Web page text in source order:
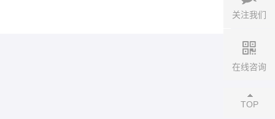
关注我们
在线咨询
TOP